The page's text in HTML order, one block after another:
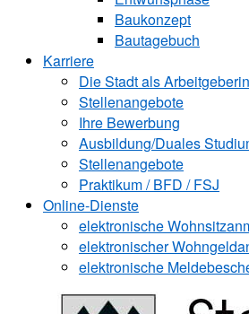
Baukonzept
Bautagebuch
Karriere
Die Stadt als Arbeitgeberin
Stellenangebote
Ihre Bewerbung
Ausbildung/Duales
Stellenangebote
Praktikum / BFD / FSJ
Online-Dienste
elektronische
elektronischer
elektronische